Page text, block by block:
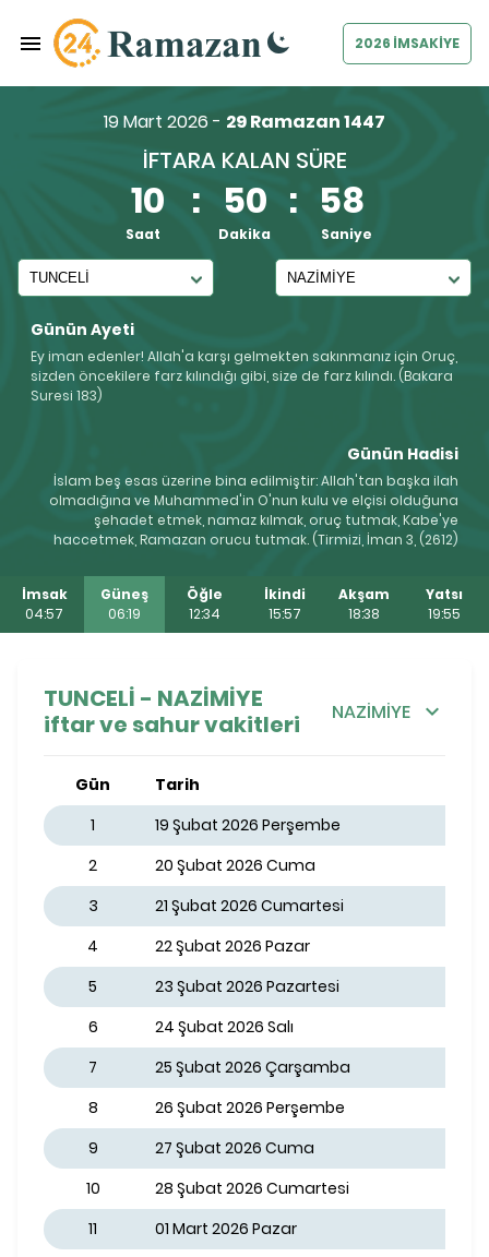
2026 İMSAKİYE
Günün Ayeti
Ey iman edenler! Allah'a karşı gelmekten sakınmanız için Oruç,
sizden öncekilere farz kılındığı gibi, size de farz kılındı. (Bakara
Suresi 183)
19 Mart 2026 - 29 Ramazan 1447
İFTARA KALAN SÜRE
10 : 50 : 57
Saat Dakika Saniye
Günün Hadisi
İslam beş esas üzerine bina edilmiştir: Allah'tan başka ilah
olmadığına ve Muhammed'in O'nun kulu ve elçisi olduğuna
şehadet etmek, namaz kılmak, oruç tutmak, Kabe'ye
haccetmek, Ramazan orucu tutmak. (Tirmizi, İman 3, (2612)
İmsak
04:57
Güneş
06:19
Öğle
12:34
İkindi
15:57
Akşam
18:38
Yatsı
19:55
TUNCELİ - NAZİMİYE
iftar ve sahur vakitleri
NAZİMİYE
Gün Tarih
1
19 Şubat 2026 Perşembe
2
20 Şubat 2026 Cuma
3
21 Şubat 2026 Cumartesi
4
22 Şubat 2026 Pazar
5
23 Şubat 2026 Pazartesi
6
24 Şubat 2026 Salı
7
25 Şubat 2026 Çarşamba
8
26 Şubat 2026 Perşembe
9
27 Şubat 2026 Cuma
10
28 Şubat 2026 Cumartesi
11
01 Mart 2026 Pazar